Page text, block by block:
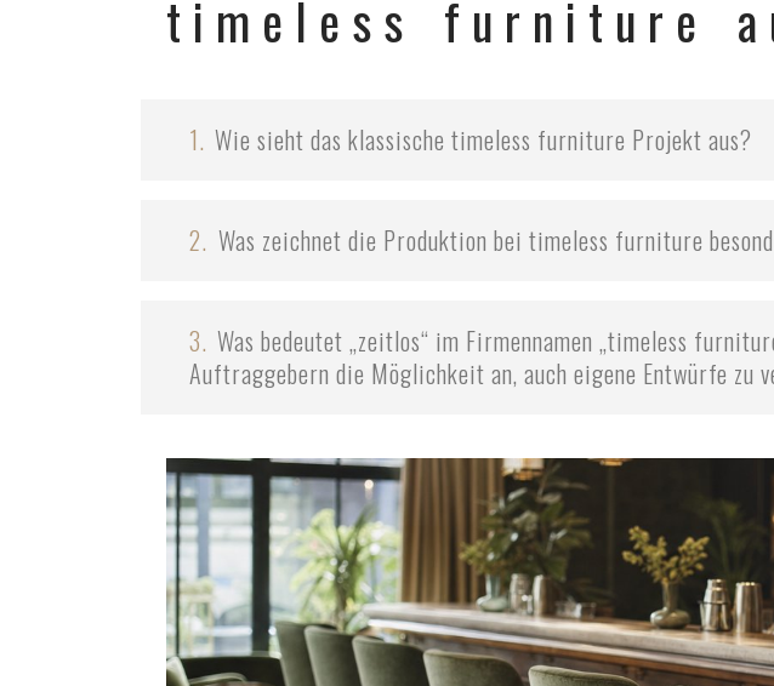
timeless furniture
1. Wie sieht das klassische timeless furniture Projekt aus?
2. ⁠Was zeichnet die Produktion bei timeless furniture
3. Was bedeutet „zeitlos“ im Firmennamen „timeless
Auftraggebern die Möglichkeit an, auch eigene Entwürfe zu